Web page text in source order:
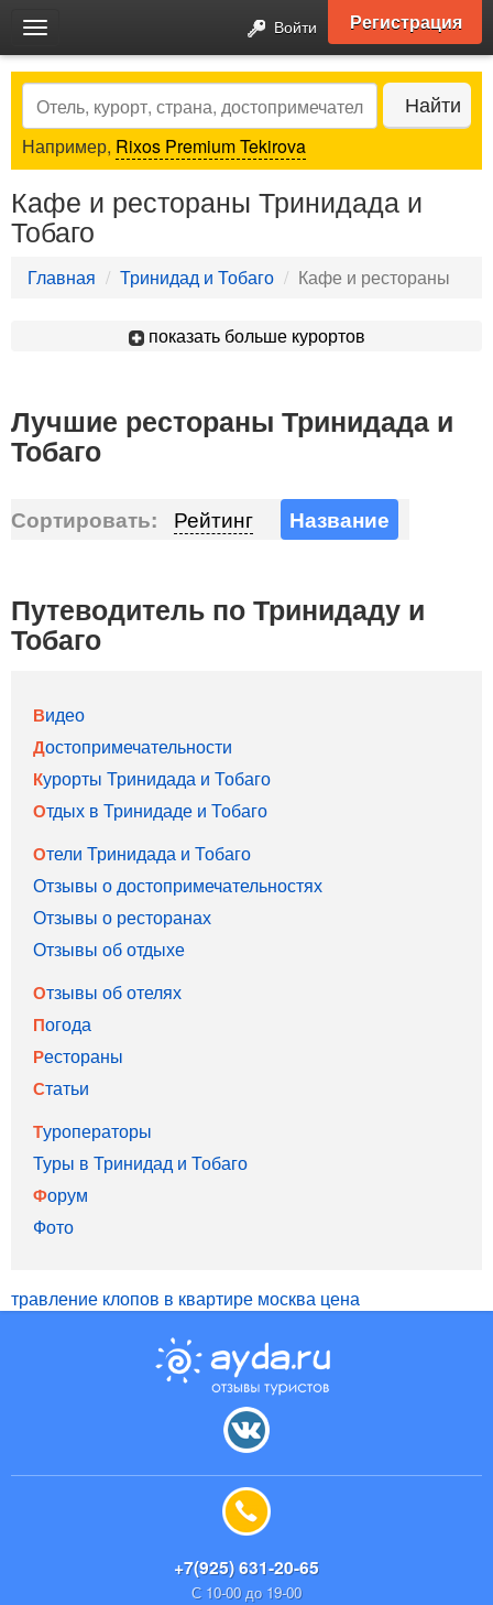
Toggle
navigation
Войти Регистрация
Search Найти
Например, Rixos Premium Tekirova
Кафе и рестораны Тринидада и
Тобаго
Главная Тринидад и Тобаго Кафе и рестораны
показать больше курортов
Лучшие рестораны Тринидада и
Тобаго
Сортировать: Рейтинг Название
Путеводитель по Тринидаду и
Тобаго
Видео
Достопримечательности
Курорты Тринидада и Тобаго
Отдых в Тринидаде и Тобаго
Отели Тринидада и Тобаго
Отзывы о достопримечательностях
Отзывы о ресторанах
Отзывы об отдыхе
Отзывы об отелях
Погода
Рестораны
Статьи
Туроператоры
Туры в Тринидад и Тобаго
Форум
Фото
травление клопов в квартире москва цена
+7(925) 631-20-65
С 10-00 до 19-00